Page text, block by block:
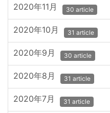
2020年11月 30 article
2020年10月 31 article
2020年9月 30 article
2020年8月 31 article
2020年7月 31 article